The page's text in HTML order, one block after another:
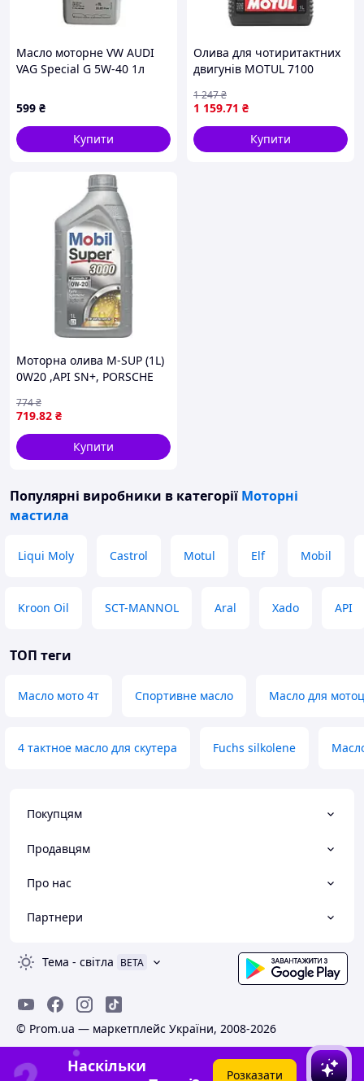
Масло моторне VW AUDI
VAG Special G 5W-40 1л
599 ₴
Купити
Олива для чотиритактних
двигунів MOTUL 7100
Синтетична естерове
MOTUL
1 159.71 ₴
1 247₴
Купити
Моторна олива M-SUP (1L)
0W20 ,API SN+, PORSCHE
MOBIL 20151010R0S0
719.82 ₴
774₴
Купити
Популярні виробники в категорії Моторні
мастила
Liqui Moly Castrol Motul Elf Mobil
Kroon Oil SCT-MANNOL Aral Xado API
ТОП теги
Масло мото 4т Спортивне масло Масло для
4 тактное масло для скутера Fuchs silkolene
Покупцям
Продавцям
Про нас
Партнери
Тема - світла BETA
© Prom.ua — маркетплейс України, 2008-2026
Наскільки
Розказати